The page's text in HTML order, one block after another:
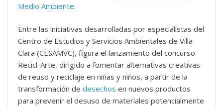
Medio Ambiente.
Entre las iniciativas desarrolladas por especialistas del
Centro de Estudios y Servicios Ambientales de Villa
Clara (CESAMVC), figura el lanzamiento del concurso
Recicl-Arte, dirigido a fomentar alternativas creativas
de reuso y reciclaje en niñas y niños, a partir de la
transformación de desechos en nuevos productos
para prevenir el desuso de materiales potencialmente